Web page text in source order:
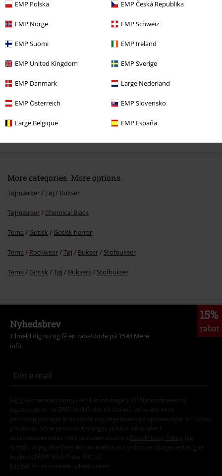
EMP Polska EMP Česká Republika
EMP Norge EMP Schweiz
EMP Suomi EMP Ireland
EMP United Kingdom EMP Sverige
EMP Danmark Large Nederland
EMP Österreich EMP Slovensko
Large Belgique EMP España
Senest besøgt
%
More categories. More options.
Tøjmærker Tøj Bukser
Tøjmærker Chemical Black
Tema Gotisk Gotisk herrer
Tema Rockwear Tøj Bukser Stofbukser
Tema Gotisk Tøj Buksers Stofbukser
15%
rabat
Nyhedsbrev
Tilmeld dig nu og få en rabatkode på 15%! Mere
info
Jeg giver hermed samtykke til at modtage EMP Nyhedsbrevet og
jegaccepterer, at EMP Mail Order UK Ltd må behandle mine
personoplysninger til at sende mig regelmæssige opdateringer om deres
produkter. Mine personoplysninger vil blive behandlet i
overensstemmelse med bestemmelserne i
Data Privacy Policy
. Jeg
forstår, at jeg til enhver tid kan trække mit samtykke tilbage ved at give
besked til EMP Mail Order UK Ltd.
Klik her
for at afmelde nyhedsbrevet.